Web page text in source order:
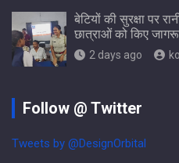
बेटियों की सुरक्षा पर
छात्राओं को किए
2 days ago
Follow @ Twitter
Tweets by @DesignOrbital